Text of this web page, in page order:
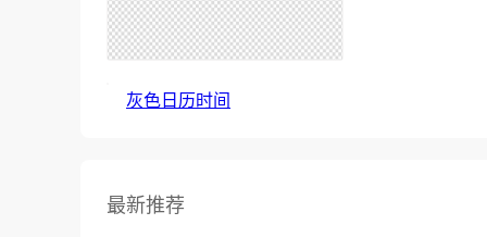
灰色日历时间
最新推荐